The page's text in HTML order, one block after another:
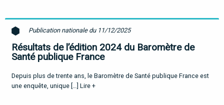
Publication nationale du 11/12/2025
Résultats de l’édition 2024 du Baromètre de
Santé publique France
Depuis plus de trente ans, le Baromètre de Santé publique France est
une enquête, unique […] Lire +